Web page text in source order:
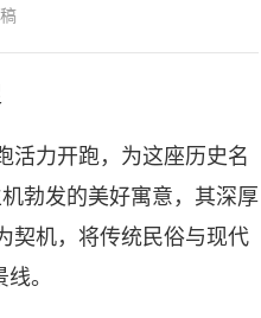
活力开跑，为这座历史名
勃发的美好寓意，其深厚
契机，将传统民俗与现代
。